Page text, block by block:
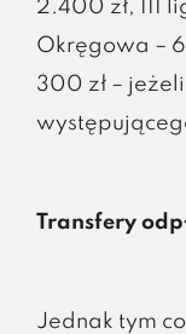
2.400 zł, III
Okręgowa –
300 zł –
Transfery
Jednak tym